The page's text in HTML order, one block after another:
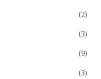
(2)
(3)
(9)
(3)